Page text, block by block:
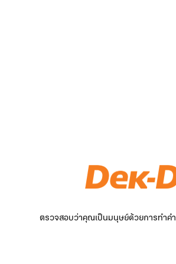
ตรวจสอบว่าคุณเป็นมนุษย์ด้วยการทำคำ